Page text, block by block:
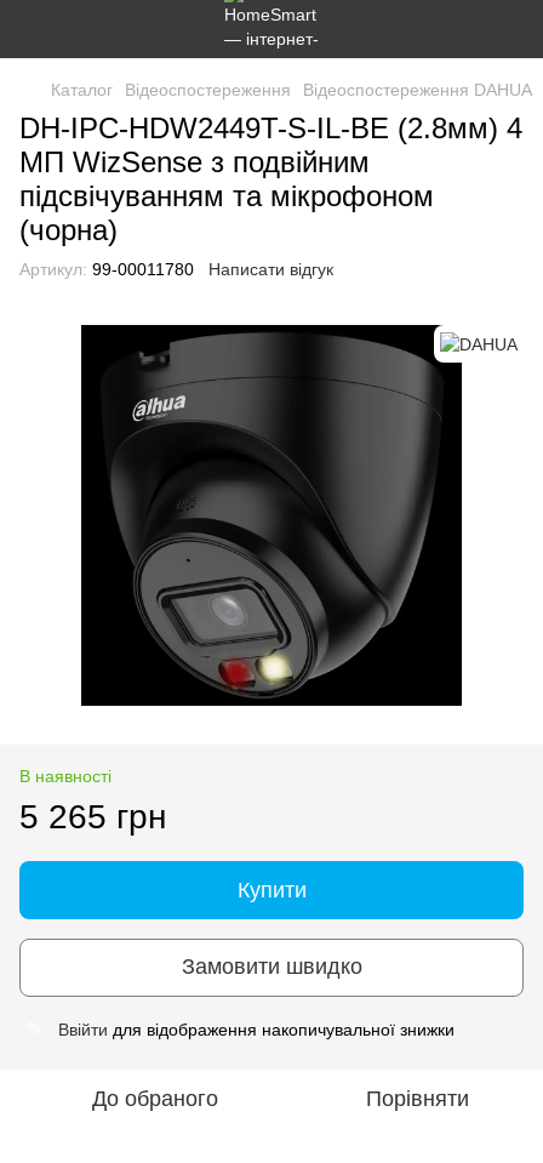
Каталог Відеоспостереження Відеоспостереження DAHUA
DH-IPC-HDW2449T-S-IL-BE (2.8мм) 4
МП WizSense з подвійним
підсвічуванням та мікрофоном
(чорна)
Артикул: 99-00011780 Написати відгук
В наявності
5 265 грн
Купити
Замовити швидко
Ввійти для відображення накопичувальної знижки
До обраного Порівняти